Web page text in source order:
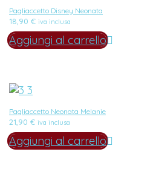
Pagliaccetto Disney Neonata
18,90 € iva inclusa
Aggiungi al carrello
Pagliaccetto Neonata Melanie
21,90 € iva inclusa
Aggiungi al carrello